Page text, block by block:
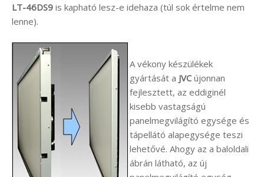
LT-46DS9 is kapható lesz-e idehaza (túl sok értelme nem
lenne).
A vékony készülékek
gyártását a JVCújonnan
fejlesztett, az eddiginél
kisebb vastagságú
panelmegvilágító egysége és
tápellátó alapegysége teszi
lehetővé. Ahogy az a baloldali
ábrán látható, az új